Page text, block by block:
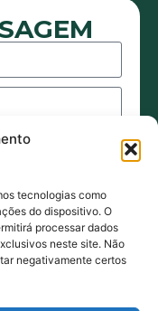
tecnologias como
do dispositivo. O
processar dados
neste site. Não
negativamente certos
e-mails sejam
Também
a Política